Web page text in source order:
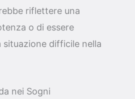
riflettere una
o di essere
difficile nella
nei Sogni